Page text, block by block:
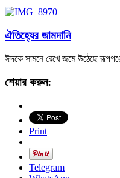
ঐতিহ্যের জামদানি
ঈদকে সামনে রেখে জমে উঠেছে
শেয়ার করুন:
Print
Telegram